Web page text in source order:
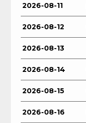
2026-08-11
2026-08-12
2026-08-13
2026-08-14
2026-08-15
2026-08-16